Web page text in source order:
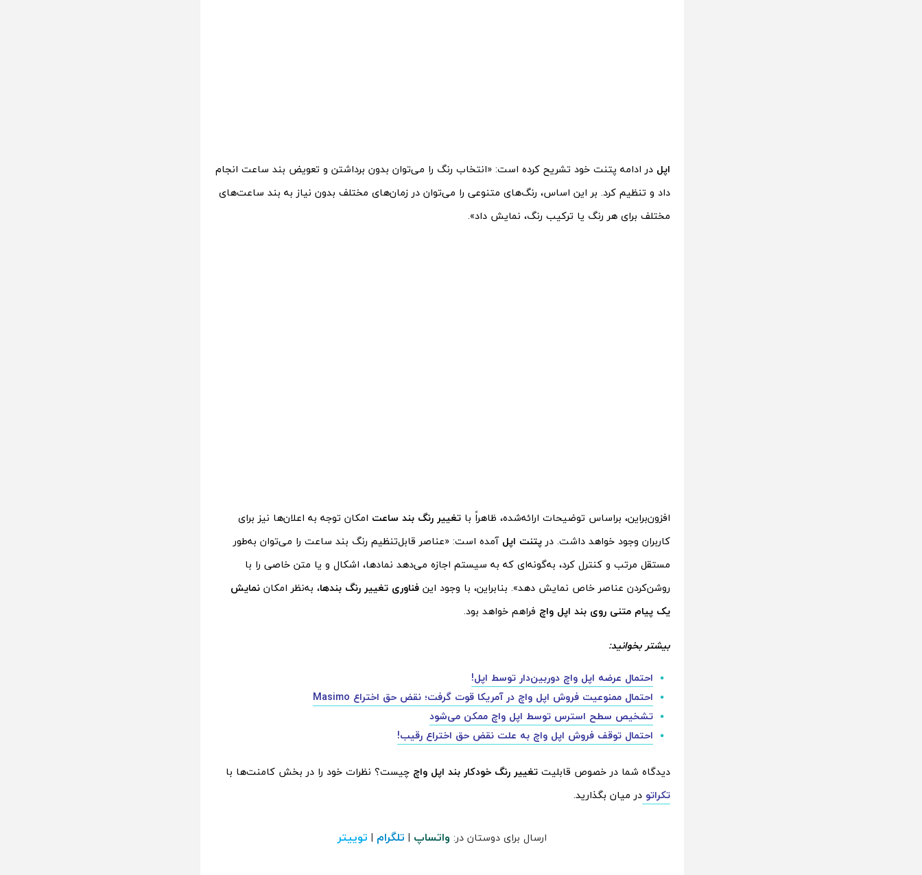
اپل در ادامه پتنت خود تشریح کرده است: «انتخاب رنگ را می‌توان بدون برداشتن و تعویض بند ساعت انجام
داد و تنظیم کرد. بر این اساس، رنگ‌های متنوعی را می‌توان در زمان‌های مختلف بدون نیاز به بند ساعت‌های
مختلف برای هر رنگ یا ترکیب رنگ، نمایش داد».
افزون‌براین، براساس توضیحات ارائه‌شده، ظاهراً با تغییر رنگ بند ساعت امکان توجه به اعلان‌ها نیز برای
کاربران وجود خواهد داشت. درپتنت اپل آمده است: «عناصر قابل‌تنظیم رنگ بند ساعت را می‌توان به‌طور
مستقل مرتب و کنترل کرد، به‌گونه‌ای که به سیستم اجازه می‌دهد نمادها، اشکال و یا متن خاصی را با
روشن‌کردن عناصر خاص نمایش دهد». بنابراین، با وجود این فناوری تغییر رنگ بندها، به‌نظر امکان نمایش
یک پیام متنی روی بند اپل واچ فراهم خواهد بود.
بیشتر بخوانید:
احتمال عرضه اپل واچ دوربین‌دار توسط اپل!
احتمال ممنوعیت فروش اپل واچ در آمریکا قوت گرفت؛ نقض حق اختراع Masimo
تشخیص سطح استرس توسط اپل واچ ممکن می‌شود
احتمال توقف فروش اپل واچ به علت نقض حق اختراع رقیب!
دیدگاه شما در خصوص قابلیت تغییر رنگ خودکار بند اپل واچ چیست؟ نظرات خود را در بخش کامنت‌ها با
تکراتو در میان بگذارید.
ارسال برای دوستان در: واتساپ | تلگرام | توییتر